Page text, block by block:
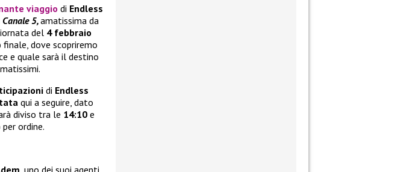
viaggio di Endless
Canale 5,amatissima da
del 4 febbraio
dove scopriremo
e quale sarà il destino
di Endless
qui a seguire, dato
diviso tra le 14:10 e
ordine.